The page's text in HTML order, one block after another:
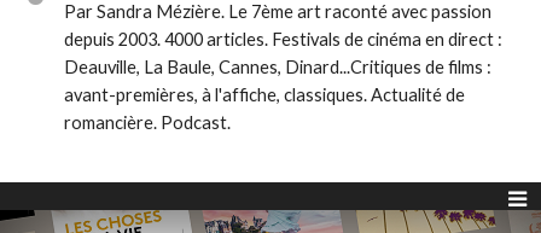
Par Sandra Mézière. Le 7ème art raconté avec passion
depuis 2003. 4000 articles. Festivals de cinéma en direct :
Deauville, La Baule, Cannes, Dinard...Critiques de films :
avant-premières, à l'affiche, classiques. Actualité de
romancière. Podcast.